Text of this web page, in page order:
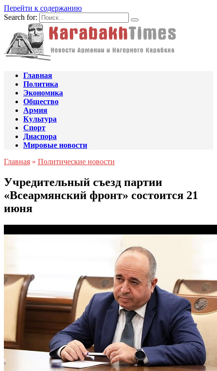
Перейти к содержанию
Search for:
Главная
Политика
Экономика
Общество
Армия
Культура
Спорт
Диаспора
Мировые новости
Главная » Политические новости
Учредительный съезд партии
«Всеармянский фронт» состоится 21
июня